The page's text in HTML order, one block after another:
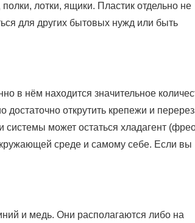
лотки, ящики. Пластик отдельно не
для других бытовых нужд или быть
в нём находится значительное
открутить крепежи и
системы может остаться хладагент
среде и самому себе. Если вы
и медь. Они располагаются либо на